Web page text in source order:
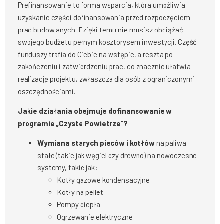
Prefinansowanie to forma wsparcia, która umożliwia
uzyskanie części dofinansowania przed rozpoczęciem
prac budowlanych. Dzięki temu nie musisz obciążać
swojego budżetu pełnym kosztorysem inwestycji. Część
funduszy trafia do Ciebie na wstępie, a reszta po
zakończeniu i zatwierdzeniu prac, co znacznie ułatwia
realizację projektu, zwłaszcza dla osób z ograniczonymi
oszczędnościami.
Jakie działania obejmuje dofinansowanie w
programie „Czyste Powietrze”?
Wymiana starych pieców i kotłówna paliwa
stałe (takie jak węgiel czy drewno) na nowoczesne
systemy, takie jak:
Kotły gazowe kondensacyjne
Kotły na pellet
Pompy ciepła
Ogrzewanie elektryczne